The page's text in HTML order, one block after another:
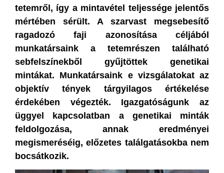
tetemről, így a mintavétel teljessége jelentős
mértében sérült. A szarvast megsebesítő
ragadozó faji azonosítása céljából
munkatársaink a tetemrészen található
sebfelszínekből gyűjtöttek genetikai
mintákat. Munkatársaink e vizsgálatokat az
objektív tények tárgyilagos értékelése
érdekében végezték. Igazgatóságunk az
üggyel kapcsolatban a genetikai minták
feldolgozása, annak eredményei
megismeréséig, előzetes találgatásokba nem
bocsátkozik.